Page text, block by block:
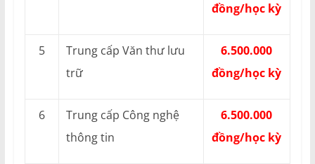
đồng/học kỳ
5
Trung cấp Văn thư lưu
trữ
6.500.000
đồng/học kỳ
6
Trung cấp Công nghệ
thông tin
6.500.000
đồng/học kỳ